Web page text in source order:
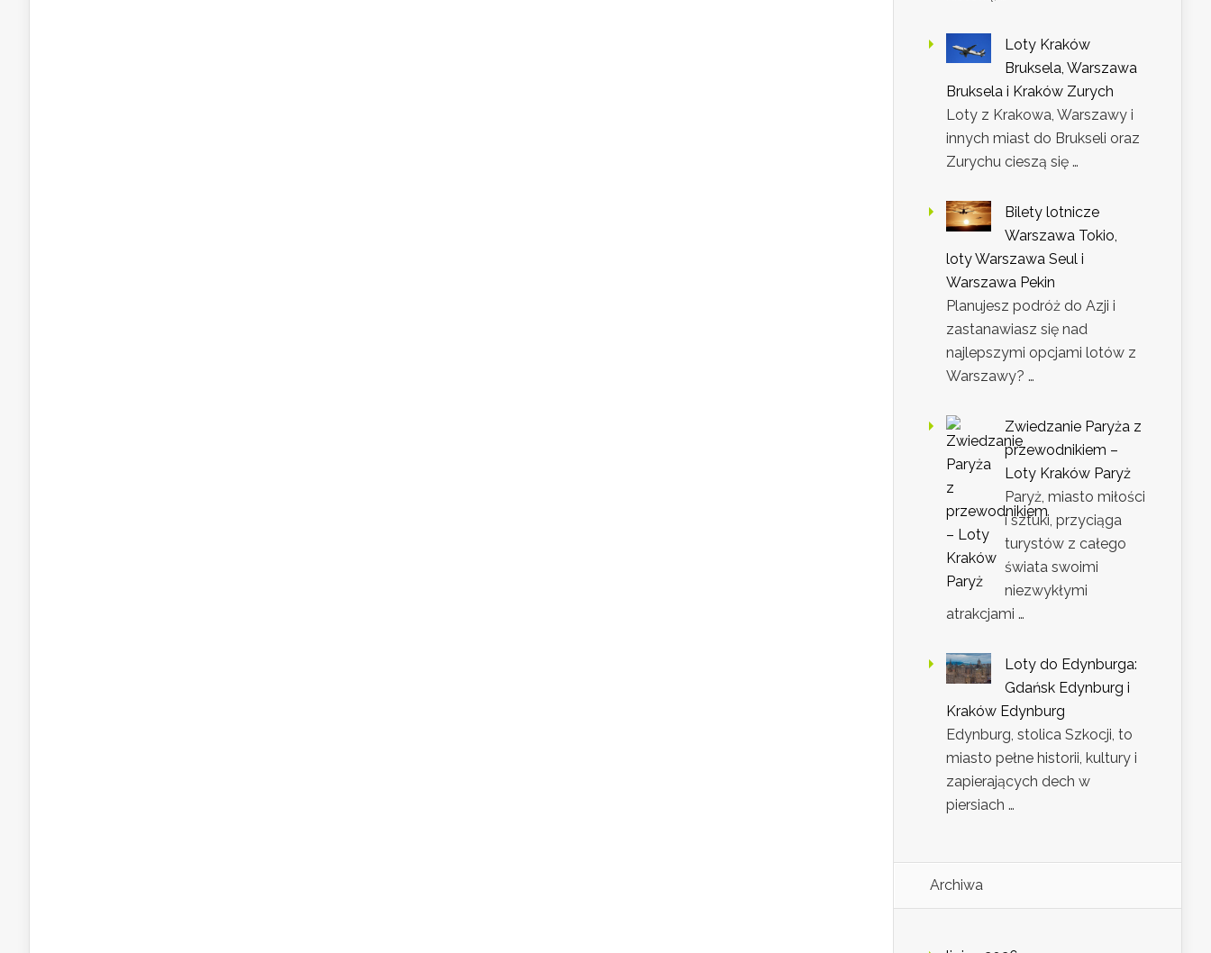
Loty Kraków
Bruksela, Warszawa
Bruksela i Kraków Zurych
Loty z Krakowa, Warszawy i
innych miast do Brukseli oraz
Zurychu cieszą się …
Bilety lotnicze
Warszawa Tokio,
loty Warszawa Seul i
Warszawa Pekin
Planujesz podróż do Azji i
zastanawiasz się nad
najlepszymi opcjami lotów z
Warszawy? …
Zwiedzanie Paryża z
przewodnikiem –
Loty Kraków Paryż
Paryż, miasto miłości
i sztuki, przyciąga
turystów z całego
świata swoimi
niezwykłymi
atrakcjami …
Loty do Edynburga:
Gdańsk Edynburg i
Kraków Edynburg
Edynburg, stolica Szkocji, to
miasto pełne historii, kultury i
zapierających dech w
piersiach …
Archiwa